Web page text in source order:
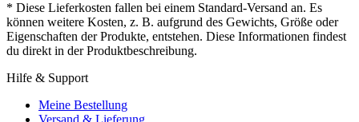
* Diese Lieferkosten fallen bei einem Standard-Versand an. Es
können weitere Kosten, z. B. aufgrund des Gewichts, Größe oder
Eigenschaften der Produkte, entstehen. Diese Informationen findest
du direkt in der Produktbeschreibung.
Hilfe & Support
Meine Bestellung